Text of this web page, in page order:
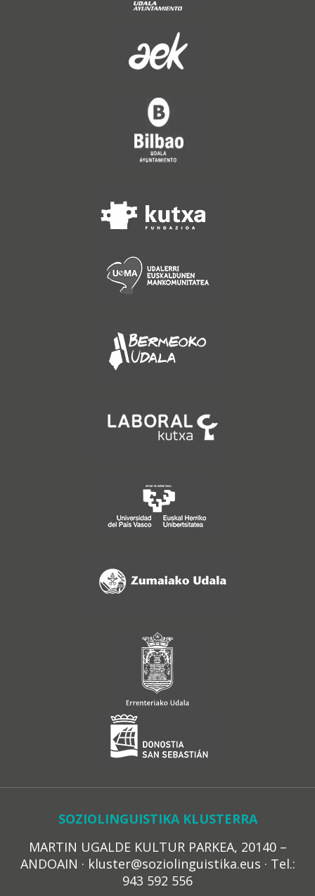
SOZIOLINGUISTIKA KLUSTERRA
MARTIN UGALDE KULTUR PARKEA, 20140 –
ANDOAIN · kluster@soziolinguistika.eus · Tel.:
943 592 556